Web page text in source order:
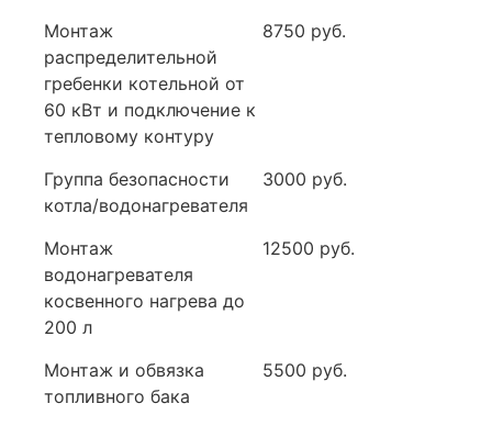
Монтаж
распределительной
гребенки котельной от
60 кВт и подключение к
тепловому контуру
8750 руб.
Группа безопасности
котла/водонагревателя
3000 руб.
Монтаж
водонагревателя
косвенного нагрева до
200 л
12500 руб.
Монтаж и обвязка
топливного бака
5500 руб.